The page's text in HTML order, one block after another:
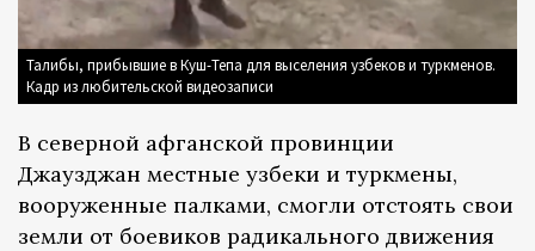
Талибы, прибывшие в Куш-Тепа для выселения узбеков и туркменов.
Кадр из любительской видеозаписи
В северной афганской провинции
Джаузджан местные узбеки и туркмены,
вооруженные палками, смогли отстоять свои
земли от боевиков радикального движения